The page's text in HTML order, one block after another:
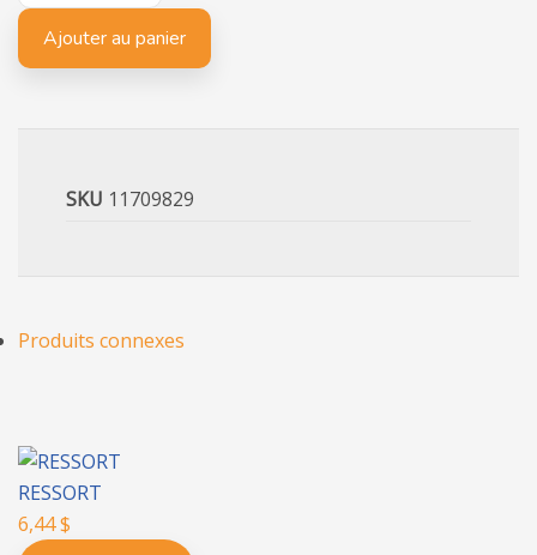
SEAL
KIT
Ajouter au panier
SKU 11709829
Produits connexes
RESSORT
6,44$